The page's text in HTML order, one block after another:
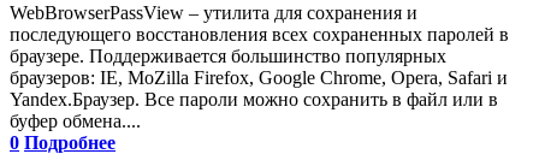
WebBrowserPassView – утилита для сохранения и
последующего восстановления всех сохраненных паролей в
браузере. Поддерживается большинство популярных
браузеров: IE, MoZilla Firefox, Google Chrome, Opera, Safari и
Yandex.Браузер. Все пароли можно сохранить в файл или в
буфер обмена....
0 Подробнее